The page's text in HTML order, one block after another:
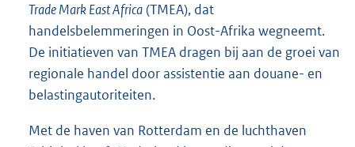
Trade Mark East Africa(TMEA), dat
handelsbelemmeringen in Oost-Afrika wegneemt.
De initiatieven van TMEA dragen bij aan de groei van
regionale handel door assistentie aan douane- en
belastingautoriteiten.
Met de haven van Rotterdam en de luchthaven